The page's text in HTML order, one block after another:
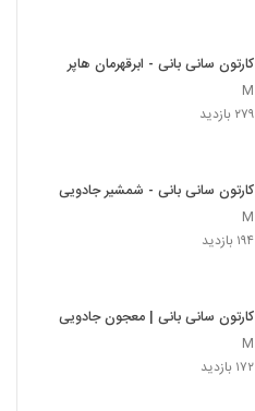
کارتون سانی بانی - ابرقهرمان هاپر
M
۲۷۹ بازدید
کارتون سانی بانی - شمشیر جادویی
M
۱۹۴ بازدید
کارتون سانی بانی | معجون جادویی
M
۱۷۲ بازدید